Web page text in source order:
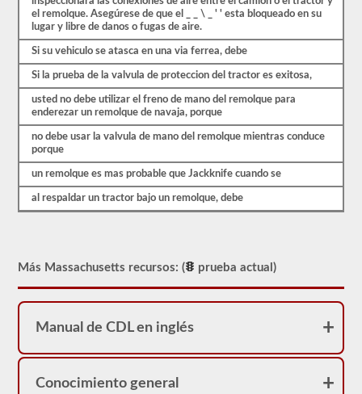
preguntas
que
probable
encuentre
examen
de
aprobación
combinado.
Estas
preguntas
siguen
pautas
conductores
Massachusetts
2026,
ayudarán
agregar
respaldo
el remolque. Asegúrese de que el _ _ \ _ ' ' esta bloqueado en su
lugar y libre de danos o fugas de aire.
Si su vehiculo se atasca en una via ferrea, debe
Si la prueba de la valvula de proteccion del tractor es exitosa,
usted no debe utilizar el freno de mano del remolque para
enderezar un remolque de navaja, porque
no debe usar la valvula de mano del remolque mientras conduce
porque
un remolque es mas probable que Jackknife cuando se
al respaldar un tractor bajo un remolque, debe
Más Massachusetts recursos: ( prueba actual)
Manual de CDL en inglés
Conocimiento general